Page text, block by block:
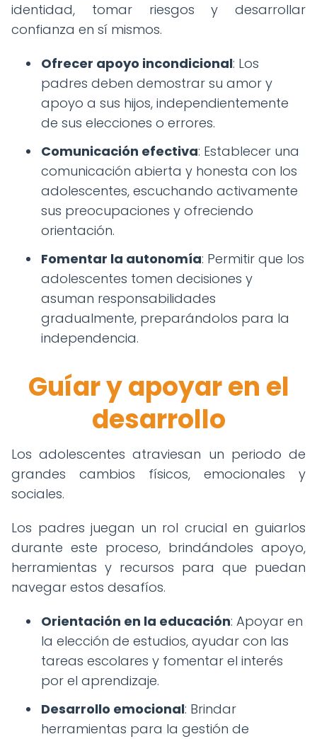
identidad, tomar riesgos y desarrollar
confianza en sí mismos.
Ofrecer apoyo incondicional: Los
padres deben demostrar su amor y
apoyo a sus hijos, independientemente
de sus elecciones o errores.
Comunicación efectiva: Establecer una
comunicación abierta y honesta con los
adolescentes, escuchando activamente
sus preocupaciones y ofreciendo
orientación.
Fomentar la autonomía: Permitir que los
adolescentes tomen decisiones y
asuman responsabilidades
gradualmente, preparándolos para la
independencia.
Guíar y apoyar en el
desarrollo
Los adolescentes atraviesan un periodo de
grandes cambios físicos, emocionales y
sociales.
Los padres juegan un rol crucial en guiarlos
durante este proceso, brindándoles apoyo,
herramientas y recursos para que puedan
navegar estos desafíos.
Orientación en la educación: Apoyar en
la elección de estudios, ayudar con las
tareas escolares y fomentar el interés
por el aprendizaje.
Desarrollo emocional: Brindar
herramientas para la gestión de